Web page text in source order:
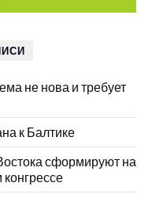
не нова и требует
к Балтике
сформируют на